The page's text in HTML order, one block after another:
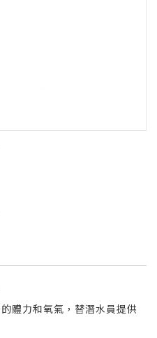
體力和氧氣，替潛水員提供